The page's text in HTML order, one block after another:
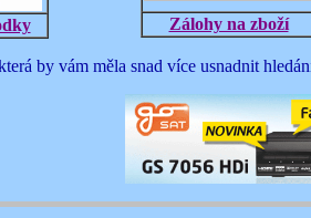
Zálohy na zboží
by vám měla snad více usnadnit